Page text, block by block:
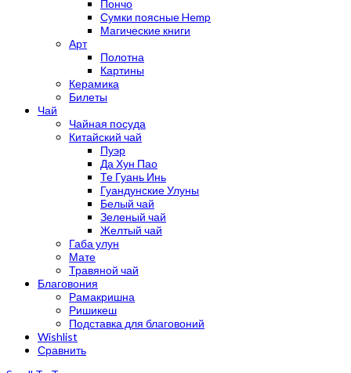
Пончо
Сумки поясные Hemp
Магические книги
Арт
Полотна
Картины
Керамика
Билеты
Чай
Чайная посуда
Китайский чай
Пуэр
Да Хун Пао
Те Гуань Инь
Гуандунские Улуны
Белый чай
Зеленый чай
Желтый чай
Габа улун
Мате
Травяной чай
Благовония
Рамакришна
Ришикеш
Подставка для благовоний
Wishlist
Сравнить